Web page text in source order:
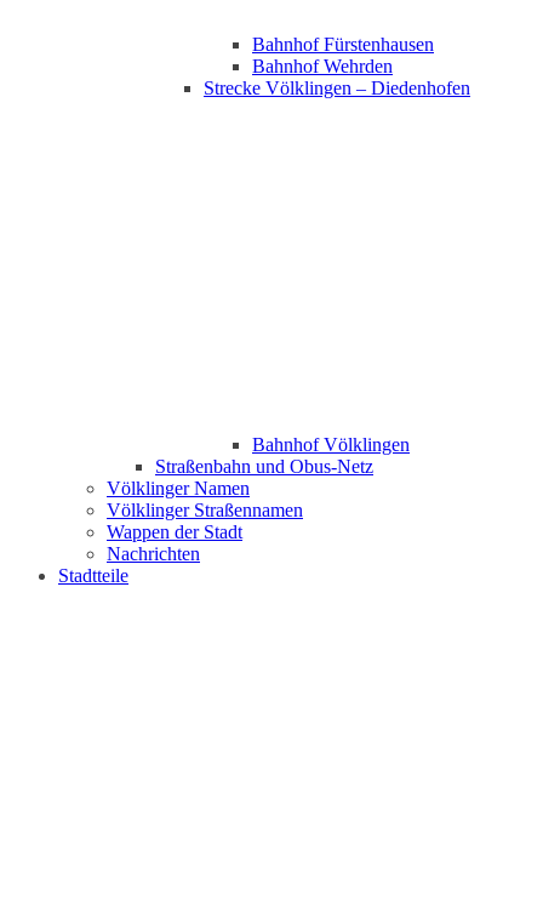
Bahnhof Fürstenhausen
Bahnhof Wehrden
Strecke Völklingen – Diedenhofen
Bahnhof Völklingen
Straßenbahn und Obus-Netz
Völklinger Namen
Völklinger Straßennamen
Wappen der Stadt
Nachrichten
Stadtteile